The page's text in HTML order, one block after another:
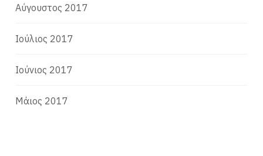
Αύγουστος 2017
Ιούλιος 2017
Ιούνιος 2017
Μάιος 2017